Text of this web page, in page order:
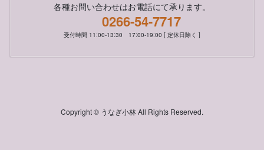
各種お問い合わせはお電話にて承ります。
0266-54-7717
受付時間 11:00-13:30 17:00-19:00 [ 定休日除く ]
Copyright © うなぎ小林 All Rights Reserved.